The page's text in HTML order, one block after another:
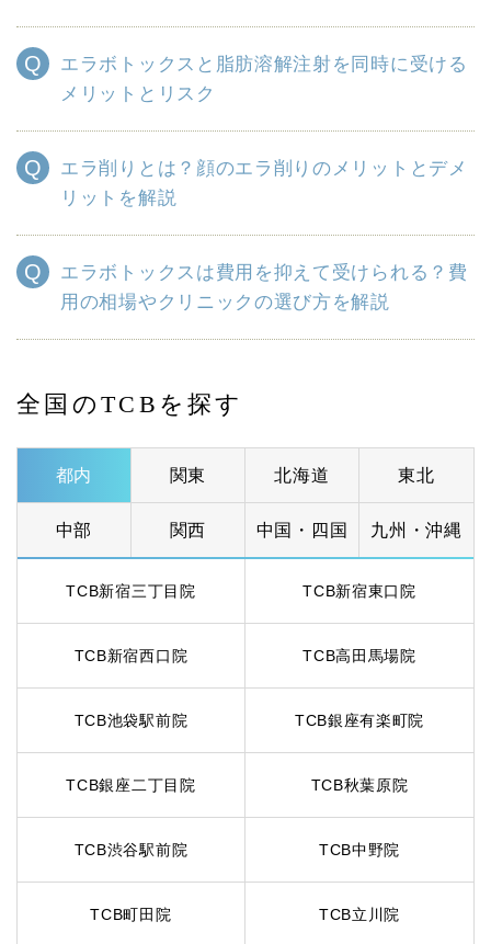
エラボトックスと脂肪溶解注射を同時に受ける
メリットとリスク
エラ削りとは？顔のエラ削りのメリットとデメ
リットを解説
エラボトックスは費用を抑えて受けられる？費
用の相場やクリニックの選び方を解説
全国のTCBを探す
都内 関東 北海道 東北
中部 関西 中国・四国 九州・沖縄
TCB新宿三丁目院 TCB新宿東口院
TCB新宿西口院 TCB高田馬場院
TCB池袋駅前院 TCB銀座有楽町院
TCB銀座二丁目院 TCB秋葉原院
TCB渋谷駅前院 TCB中野院
TCB町田院 TCB立川院